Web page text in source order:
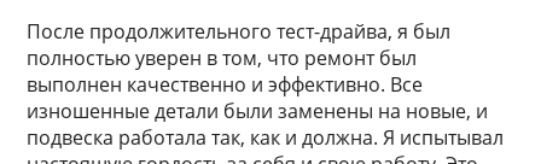
После продолжительного тест-драйва, я был
полностью уверен в том, что ремонт был
выполнен качественно и эффективно. Все
изношенные детали были заменены на новые, и
подвеска работала так, как и должна. Я испытывал